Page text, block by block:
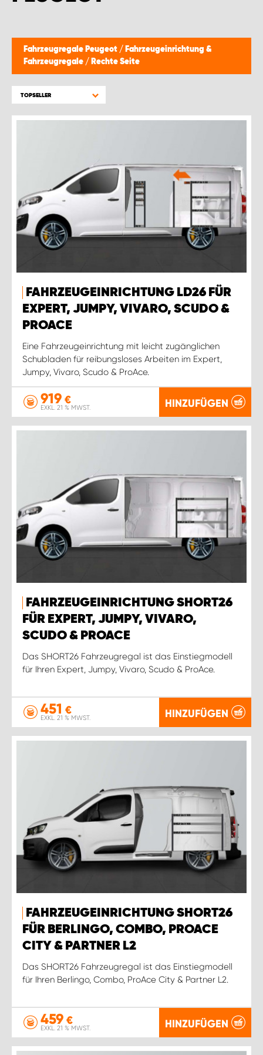
Fahrzeugregale Peugeot / Fahrzeugeinrichtung &
Fahrzeugregale / Rechte Seite
TOPSELLER
FAHRZEUGEINRICHTUNG LD26 FÜR
EXPERT, JUMPY, VIVARO, SCUDO &
PROACE
Eine Fahrzeugeinrichtung mit leicht zugänglichen
Schubladen für reibungsloses Arbeiten im Expert,
Jumpy, Vivaro, Scudo & ProAce.
919 €
EXKL. 21 % MWST. HINZUFÜGEN
FAHRZEUGEINRICHTUNG SHORT26
FÜR EXPERT, JUMPY, VIVARO,
SCUDO & PROACE
Das SHORT26 Fahrzeugregal ist das Einstiegmodell
für Ihren Expert, Jumpy, Vivaro, Scudo & ProAce.
451 €
EXKL. 21 % MWST. HINZUFÜGEN
FAHRZEUGEINRICHTUNG SHORT26
FÜR BERLINGO, COMBO, PROACE
CITY & PARTNER L2
Das SHORT26 Fahrzeugregal ist das Einstiegmodell
für Ihren Berlingo, Combo, ProAce City & Partner L2.
459 €
EXKL. 21 % MWST. HINZUFÜGEN
WORK SYSTEM BRÜSSEL
WORK SYSTEM LIMBURG-KEMPEN
WORK SYSTEM WORK SYSTEM BRÜGGE